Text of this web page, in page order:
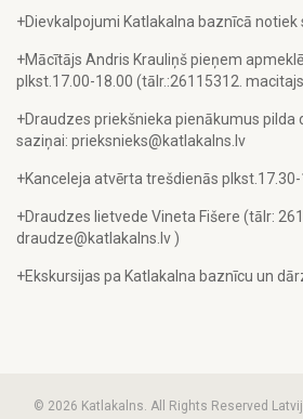
+Dievkalpojumi Katlakalna baznīcā notiek
+Mācītājs Andris Krauliņš pieņem
plkst.17.00-18.00 (tālr.:26115312.
+Draudzes priekšnieka pienākumus pilda
saziņai: prieksnieks@katlakalns.lv
+Kanceleja atvērta trešdienās plkst.17.30-
+Draudzes lietvede Vineta Fišere (tālr:
draudze@katlakalns.lv )
+Ekskursijas pa Katlakalna baznīcu un
© 2026 Katlakalns. All Rights Reserved